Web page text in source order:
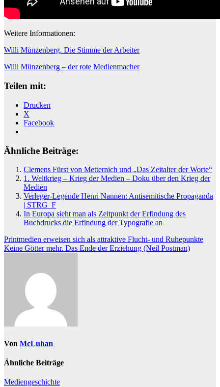
Weitere Informationen:
Willi Münzenberg. Die Stimme der Arbeiter
Willi Münzenberg – der rote Medienmacher
Teilen mit:
Drucken
X
Facebook
Ähnliche Beiträge:
Clemens Fürst von Metternich und „Das Zeitalter der Worte“
1. Weltkrieg – Krieg der Medien – Doku über den Krieg der
Medien
Verleger-Legende Henri Nannen: Antisemitische Propaganda
| STRG_F
In Europa sieht man als Zeitpunkt der Erfindung des
Buchdrucks die Erfindung der Typografie an
Beitragsnavigation
Printmedien erweisen sich als attraktive Flucht- und Ruhepunkte
Keine Götter mehr. Das Ende der Erziehung (Neil Postman)
Von McLuhan
Ähnliche Beiträge
Mediengeschichte